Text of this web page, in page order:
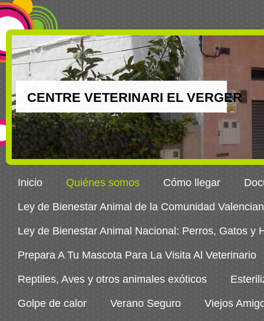
CENTRE VETERINARI EL VERGER
Inicio Quiénes somos Cómo llegar
Ley de Bienestar Animal de la Comunidad
Ley de Bienestar Animal Nacional: Perros, Gatos y
Prepara A Tu Mascota Para La Visita Al Veterinario
Reptiles, Aves y otros animales exóticos
Golpe de calor Verano Seguro Viejos